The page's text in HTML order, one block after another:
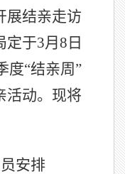
展结亲走访
于3月8日
度“结亲周”
活动。现将
安排